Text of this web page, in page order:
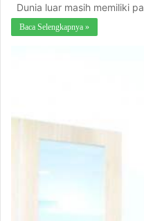
Dunia luar masih memiliki
Baca Selengkapnya »